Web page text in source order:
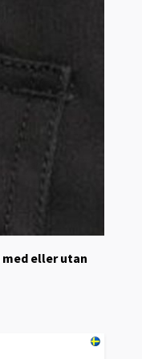
eller utan